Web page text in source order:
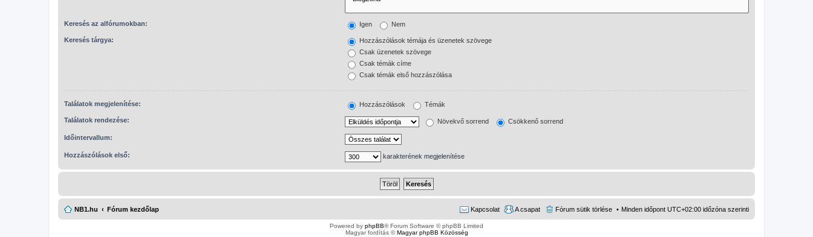
Keresés az alfórumokban: Igen Nem
Keresés tárgya:
Hozzászólások témája és üzenetek szövege
Csak üzenetek szövege
Csak témák címe
Csak témák első hozzászólása
Találatok megjelenítése: Hozzászólások Témák
Találatok rendezése: Növekvő sorrend Csökkenő sorrend
Időintervallum:
Hozzászólások első: karakterének megjelenítése
NB1.hu Fórum kezdőlap Minden időpont UTC+02:00 időzóna szerinti
Fórum sütik törlése
A csapat
Kapcsolat
Powered by phpBB® Forum Software © phpBB Limited
Magyar fordítás ©Magyar phpBB Közösség